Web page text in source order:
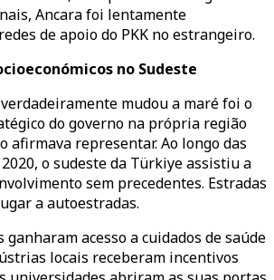
Ancara foi lentamente
de apoio do PKK no estrangeiro.
no Sudeste
mudou a maré foi o
do governo na própria região
afirmava representar. Ao longo das
2020, o sudeste da Türkiye assistiu a
sem precedentes. Estradas
a autoestradas.
ganharam acesso a cuidados de saúde
locais receberam incentivos